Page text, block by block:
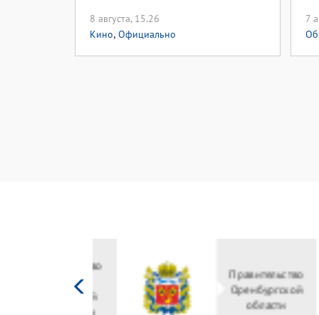
8 августа, 15.26
Кино, Официально
7
культуры
Российской
федерации